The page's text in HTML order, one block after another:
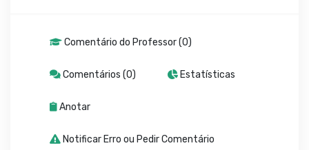
Comentário do Professor (0)
Comentários (0) Estatísticas
Anotar
Notificar Erro ou Pedir Comentário